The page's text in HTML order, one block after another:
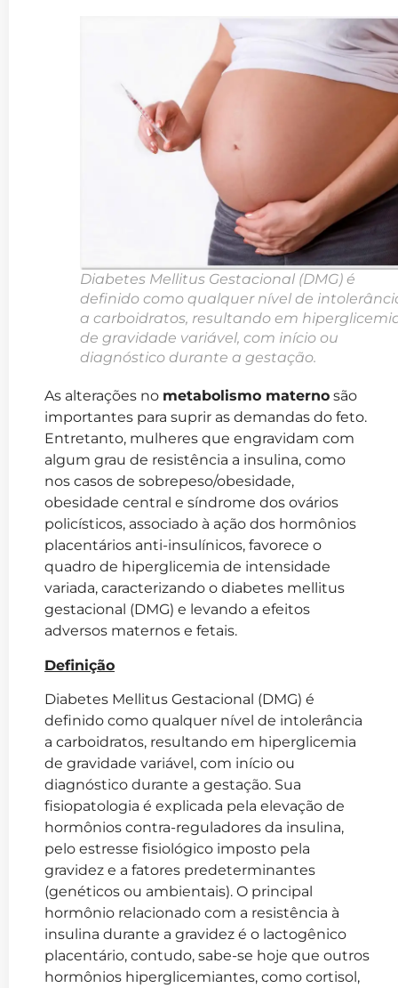
Diabetes Mellitus Gestacional (DMG) é
definido como qualquer nível de
a carboidratos, resultando em
de gravidade variável, com início ou
diagnóstico durante a gestação.
As alterações no metabolismo materno são
importantes para suprir as demandas do feto.
Entretanto, mulheres que engravidam com
algum grau de resistência a insulina, como
nos casos de sobrepeso/obesidade,
obesidade central e síndrome dos ovários
policísticos, associado à ação dos hormônios
placentários anti-insulínicos, favorece o
quadro de hiperglicemia de intensidade
variada, caracterizando o diabetes mellitus
gestacional (DMG) e levando a efeitos
adversos maternos e fetais.
Definição
Diabetes Mellitus Gestacional (DMG) é
definido como qualquer nível de intolerância
a carboidratos, resultando em hiperglicemia
de gravidade variável, com início ou
diagnóstico durante a gestação. Sua
fisiopatologia é explicada pela elevação de
hormônios contra-reguladores da insulina,
pelo estresse fisiológico imposto pela
gravidez e a fatores predeterminantes
(genéticos ou ambientais). O principal
hormônio relacionado com a resistência à
insulina durante a gravidez é o lactogênico
placentário, contudo, sabe-se hoje que outros
hormônios hiperglicemiantes, como cortisol,